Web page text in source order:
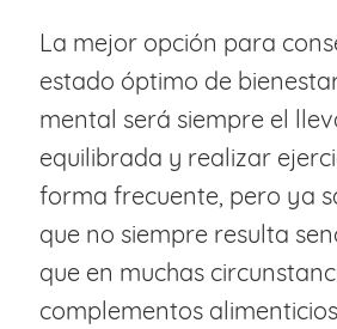
La mejor opción para
estado óptimo de
mental será siempre el
equilibrada y realizar
forma frecuente, pero ya
que no siempre resulta
que en muchas
complementos